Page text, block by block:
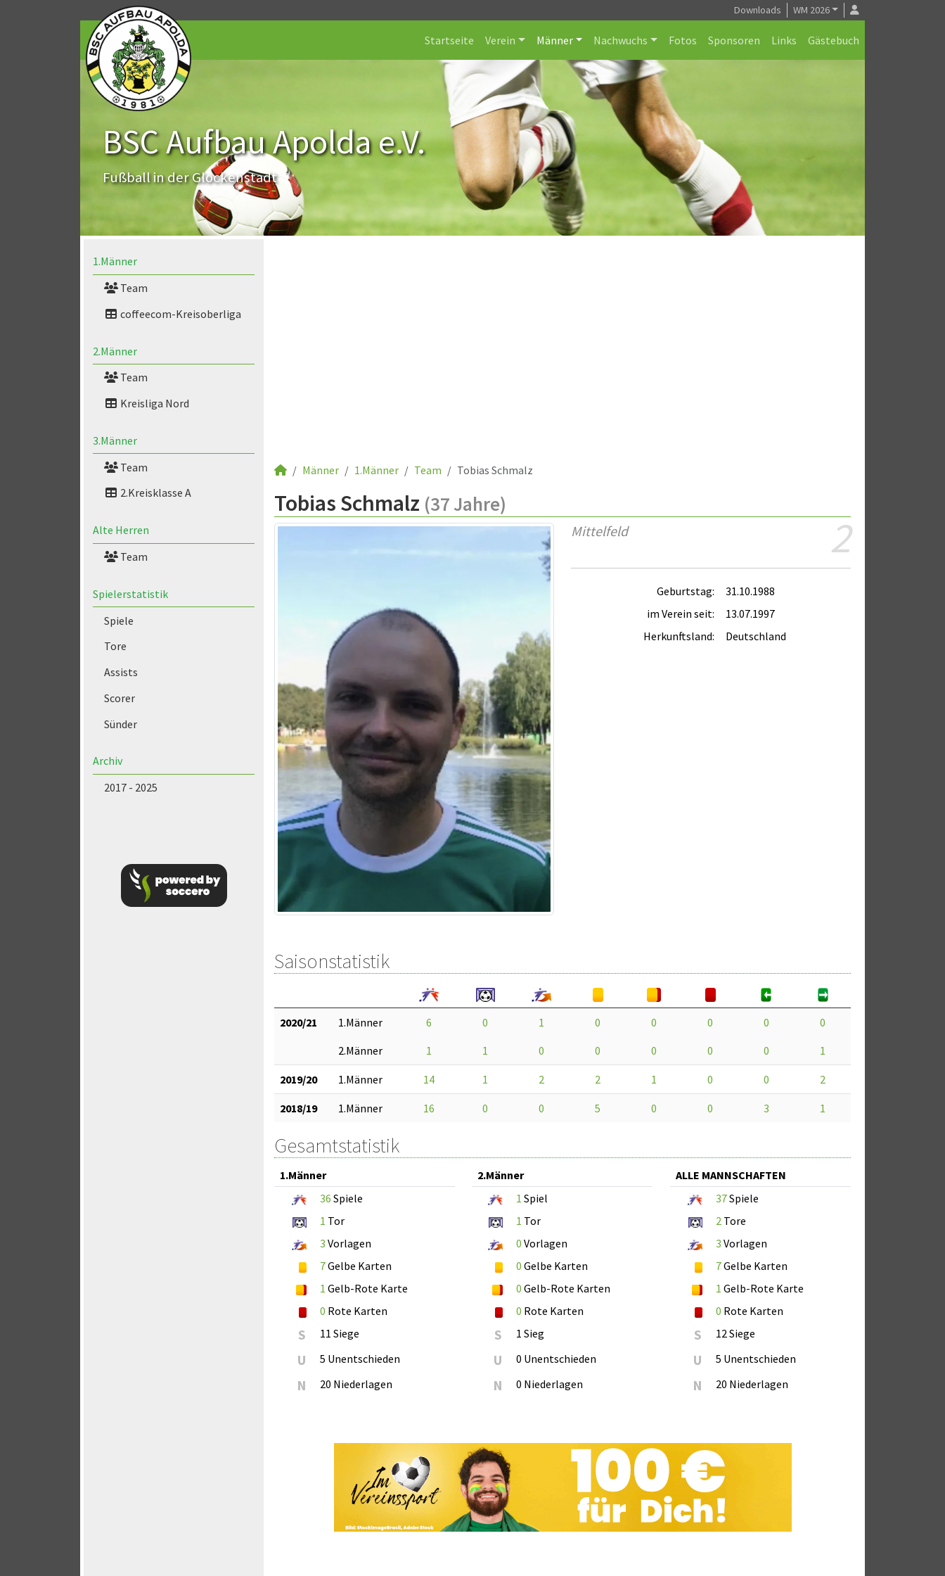
Downloads WM 2026
Startseite Verein Männer Nachwuchs Fotos Sponsoren Links Gästebuch
BSC Aufbau Apolda e.V.
Fußball in der Glockenstadt
1.Männer
Team
coffeecom-Kreisoberliga
2.Männer
Team
Kreisliga Nord
3.Männer
Team
2.Kreisklasse A
Alte Herren
Team
Spielerstatistik
Spiele
Tore
Assists
Scorer
Sünder
Archiv
2017 - 2025
Männer 1.Männer Team Tobias Schmalz
Tobias Schmalz (37 Jahre)
2
Mittelfeld
Geburtstag:
31.10.1988
im Verein seit:
13.07.1997
Herkunftsland:
Deutschland
Saisonstatistik
2020/21 1.Männer 6 0 1 0 0 0 0
0
2.Männer
1 1 0 0 0 0 0 1
2019/20 1.Männer 14 1 2 2 1 0 0 2
2018/19 1.Männer 16 0 0 5 0 0 3 1
Gesamtstatistik
1.Männer
36 Spiele
1 Tor
3 Vorlagen
7Gelbe Karten
1 Gelb-Rote Karte
0 Rote Karten
S 11 Siege
U 5 Unentschieden
N 20 Niederlagen
2.Männer
1 Spiel
1 Tor
0 Vorlagen
0 Gelbe Karten
0 Gelb-Rote Karten
0 Rote Karten
S 1 Sieg
U 0 Unentschieden
N 0 Niederlagen
ALLE MANNSCHAFTEN
37Spiele
2Tore
3 Vorlagen
7Gelbe Karten
1 Gelb-Rote Karte
0 Rote Karten
S 12 Siege
U 5 Unentschieden
N 20 Niederlagen